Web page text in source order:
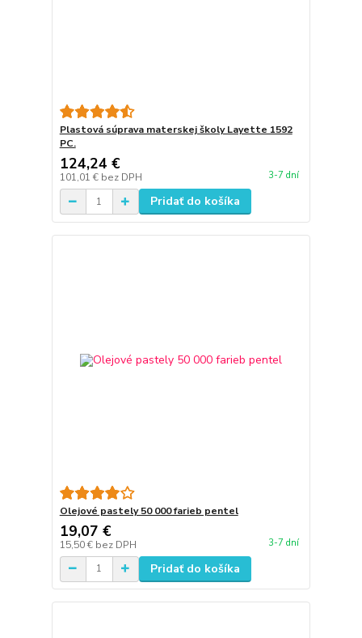
Plastová súprava materskej školy Layette 1592
PC.
124,24 €
101,01 € bez DPH 3-7 dní
Pridať do košíka
Olejové pastely 50 000 farieb pentel
19,07 €
15,50 € bez DPH 3-7 dní
Pridať do košíka